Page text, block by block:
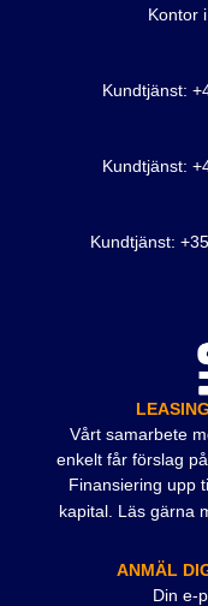
Kontor
Kundtjänst:
Kundtjänst:
Kundtjänst:
Vårt samarbete
enkelt får förslag
Finansiering upp
kapital. Läs gärna
ANMÄL
Din e-